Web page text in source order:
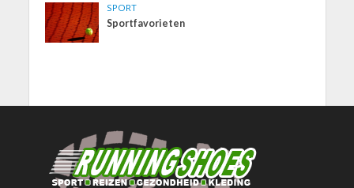
SPORT
Sportfavorieten